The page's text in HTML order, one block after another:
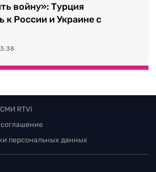
войну»: Турция
к России и Украине с
RTVI
персональных данных